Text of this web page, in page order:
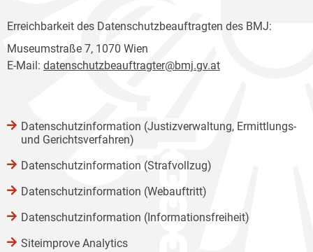
Erreichbarkeit des Datenschutzbeauftragten des BMJ:
Museumstraße 7, 1070 Wien
E-Mail: datenschutzbeauftragter@bmj.gv.at
Datenschutzinformation (Justizverwaltung, Ermittlungs-
und Gerichtsverfahren)
Datenschutzinformation (Strafvollzug)
Datenschutzinformation (Webauftritt)
Datenschutzinformation (Informationsfreiheit)
Siteimprove Analytics